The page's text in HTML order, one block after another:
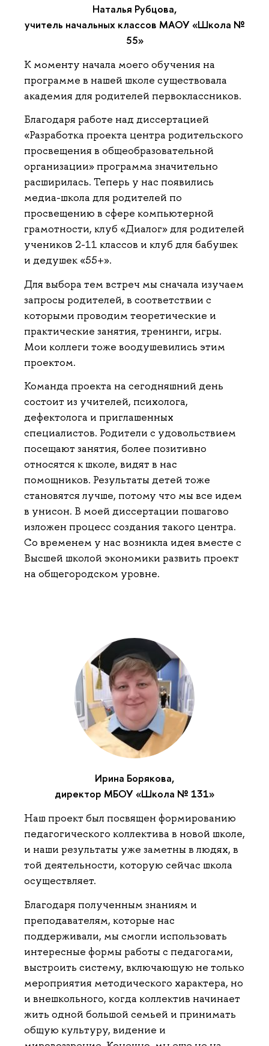
Наталья Рубцова,
учитель начальных классов МАОУ «Школа №
55»
К моменту начала моего обучения на
программе в нашей школе существовала
академия для родителей первоклассников.
Благодаря работе над диссертацией
«Разработка проекта центра родительского
просвещения в общеобразовательной
организации» программа значительно
расширилась. Теперь у нас появились
медиа-школа для родителей по
просвещению в сфере компьютерной
грамотности, клуб «Диалог» для родителей
учеников 2-11 классов и клуб для бабушек
и дедушек «55+».
Для выбора тем встреч мы сначала изучаем
запросы родителей, в соответствии с
которыми проводим теоретические и
практические занятия, тренинги, игры.
Мои коллеги тоже воодушевились этим
проектом.
Команда проекта на сегодняшний день
состоит из учителей, психолога,
дефектолога и приглашенных
специалистов. Родители с удовольствием
посещают занятия, более позитивно
относятся к школе, видят в нас
помощников. Результаты детей тоже
становятся лучше, потому что мы все идем
в унисон. В моей диссертации пошагово
изложен процесс создания такого центра.
Со временем у нас возникла идея вместе с
Высшей школой экономики развить проект
на общегородском уровне.
Ирина Борякова,
директор МБОУ «Школа № 131»
Наш проект был посвящен формированию
педагогического коллектива в новой школе,
и наши результаты уже заметны в людях, в
той деятельности, которую сейчас школа
осуществляет.
Благодаря полученным знаниям и
преподавателям, которые нас
поддерживали, мы смогли использовать
интересные формы работы с педагогами,
выстроить систему, включающую не только
мероприятия методического характера, но
и внешкольного, когда коллектив начинает
жить одной большой семьей и принимать
общую культуру, видение и